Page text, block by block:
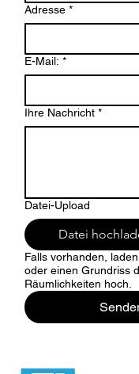
Adresse *
E-Mail: *
Ihre Nachricht *
Datei-Upload
Datei
Falls vorhanden,
oder einen Grundriss
Räumlichkeiten hoch.